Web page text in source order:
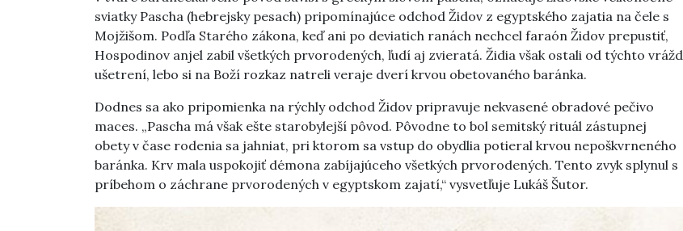
sviatky Pascha (hebrejsky pesach) pripomínajúce odchod Židov z egyptského zajatia na čele s
Mojžišom. Podľa Starého zákona, keď ani po deviatich ranách nechcel faraón Židov prepustiť,
Hospodinov anjel zabil všetkých prvorodených, ľudí aj zvieratá. Židia však ostali od týchto vrážd
ušetrení, lebo si na Boží rozkaz natreli veraje dverí krvou obetovaného baránka.
Dodnes sa ako pripomienka na rýchly odchod Židov pripravuje nekvasené obradové pečivo
maces. „Pascha má však ešte starobylejší pôvod. Pôvodne to bol semitský rituál zástupnej
obety v čase rodenia sa jahniat, pri ktorom sa vstup do obydlia potieral krvou nepoškvrneného
baránka. Krv mala uspokojiť démona zabíjajúceho všetkých prvorodených. Tento zvyk splynul s
príbehom o záchrane prvorodených v egyptskom zajatí,“ vysvetľuje Lukáš Šutor.